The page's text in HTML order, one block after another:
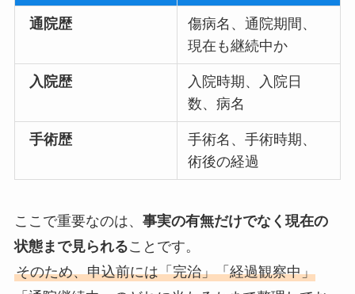
通院歴
傷病名、通院期間、
現在も継続中か
入院歴
入院時期、入院日
数、病名
手術歴
手術名、手術時期、
術後の経過
ここで重要なのは、 事実の有無だけでなく現在の
状態まで見られることです。
そのため、申込前には「完治」「経過観察中」